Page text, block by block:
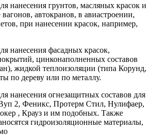
нанесения грунтов, масляных красок и
автокранов, в авиастроении,
при нанесении красок, например,
нанесения фасадных красок,
цинконаполненных составов
жидкой теплоизоляции (типа Корунд,
по дереву или по металлу.
нанесения огнезащитных составов для
2, Феникс, Протерм Стил, Нулифаер,
, Крауз и им подобных. Также
гидроизоляционные материалы,